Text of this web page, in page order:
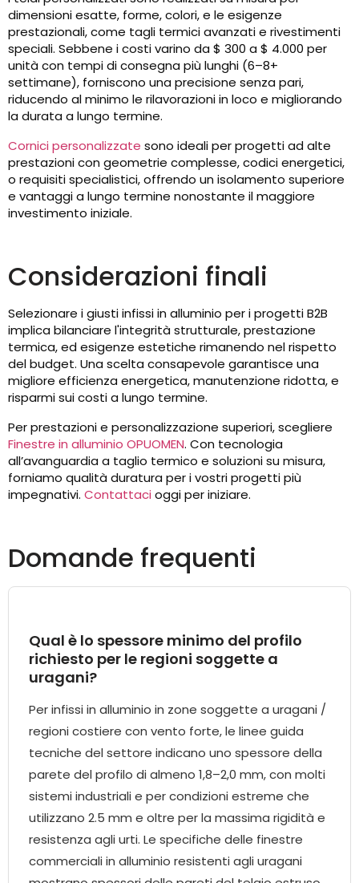
dimensioni esatte, forme, colori, e le esigenze
prestazionali, come tagli termici avanzati e rivestimenti
speciali. Sebbene i costi varino da $ 300 a $ 4.000 per
unità con tempi di consegna più lunghi (6–8+
settimane), forniscono una precisione senza pari,
riducendo al minimo le rilavorazioni in loco e migliorando
la durata a lungo termine.
Cornici personalizzate sono ideali per progetti ad alte
prestazioni con geometrie complesse, codici energetici,
o requisiti specialistici, offrendo un isolamento superiore
e vantaggi a lungo termine nonostante il maggiore
investimento iniziale.
Considerazioni finali
Selezionare i giusti infissi in alluminio per i progetti B2B
implica bilanciare l'integrità strutturale, prestazione
termica, ed esigenze estetiche rimanendo nel rispetto
del budget. Una scelta consapevole garantisce una
migliore efficienza energetica, manutenzione ridotta, e
risparmi sui costi a lungo termine.
Per prestazioni e personalizzazione superiori, scegliere
Finestre in alluminio OPUOMEN. Con tecnologia
all’avanguardia a taglio termico e soluzioni su misura,
forniamo qualità duratura per i vostri progetti più
impegnativi. Contattaci oggi per iniziare.
Domande frequenti
Qual è lo spessore minimo del profilo
richiesto per le regioni soggette a
uragani?
Per infissi in alluminio in zone soggette a uragani /
regioni costiere con vento forte, le linee guida
tecniche del settore indicano uno spessore della
parete del profilo di almeno 1,8–2,0 mm, con molti
sistemi industriali e per condizioni estreme che
utilizzano 2.5 mm e oltre per la massima rigidità e
resistenza agli urti. Le specifiche delle finestre
commerciali in alluminio resistenti agli uragani